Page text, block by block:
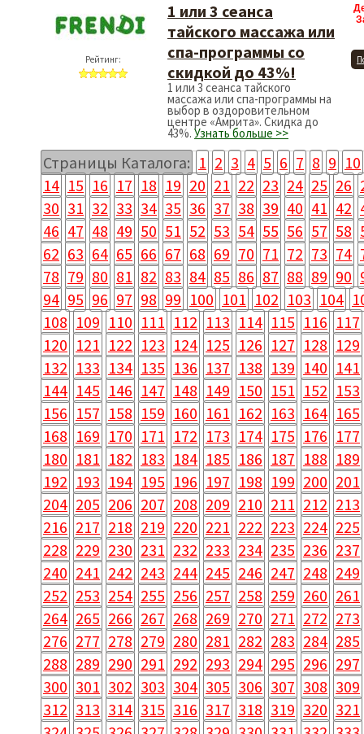
Рейтинг:
1 или 3 сеанса
тайского массажа или
спа-программы со
скидкой до 43%!
1 или 3 сеанса тайского
массажа или спа-программы на
выбор в оздоровительном
центре «Амрита». Скидка до
43%. Узнать больше >>
Страницы Каталога: 1 2 3 4 5 6 7 8 9 10
14 15 16 17 18 19 20 21 22 23 24 25 26
30 31 32 33 34 35 36 37 38 39 40 41 42
46 47 48 49 50 51 52 53 54 55 56 57 58
62 63 64 65 66 67 68 69 70 71 72 73 74
78 79 80 81 82 83 84 85 86 87 88 89 90
94 95 96 97 98 99 100 101 102 103 104
108 109 110 111 112 113 114 115 116 117
120 121 122 123 124 125 126 127 128 129
132 133 134 135 136 137 138 139 140 141
144 145 146 147 148 149 150 151 152 153
156 157 158 159 160 161 162 163 164 165
168 169 170 171 172 173 174 175 176 177
180 181 182 183 184 185 186 187 188 189
192 193 194 195 196 197 198 199 200 201
204 205 206 207 208 209 210 211 212 213
216 217 218 219 220 221 222 223 224 225
228 229 230 231 232 233 234 235 236 237
240 241 242 243 244 245 246 247 248 249
252 253 254 255 256 257 258 259 260 261
264 265 266 267 268 269 270 271 272 273
276 277 278 279 280 281 282 283 284 285
288 289 290 291 292 293 294 295 296 297
300 301 302 303 304 305 306 307 308 309
312 313 314 315 316 317 318 319 320 321